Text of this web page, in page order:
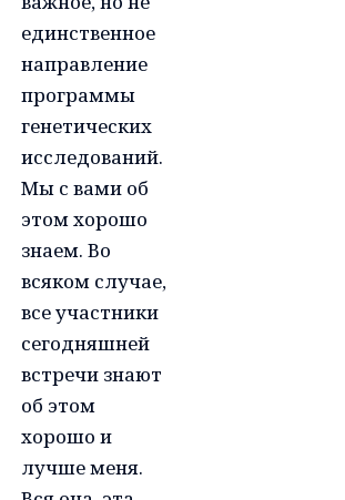
единственное
направление
программы
генетических
исследований.
Мы с вами об
этом хорошо
знаем. Во
всяком случае,
все участники
сегодняшней
встречи знают
об этом
хорошо и
лучше меня.